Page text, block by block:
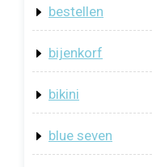
bestellen
bijenkorf
bikini
blue seven